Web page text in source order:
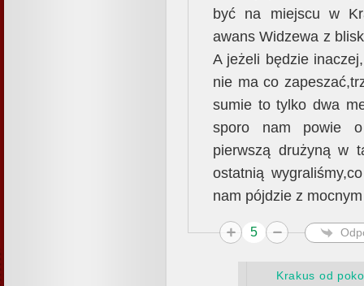
być na miejscu w
awans Widzewa z
A jeżeli będzie
nie ma co
sumie to tylko dwa
sporo nam powie
pierwszą drużyną w
ostatnią
nam pójdzie z
5
Krakus od